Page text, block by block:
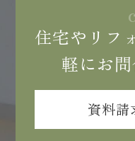
住宅やリフ
軽にお
資料請